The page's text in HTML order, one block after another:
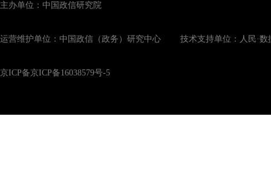
主办单位：中国政信研究院
运营维护单位：中国政信（政务）研究中心 技术支持单位：人民·数
京ICP备京ICP备16038579号-5